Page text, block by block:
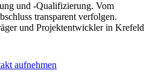
und -Qualifizierung. Vom
transparent verfolgen.
und Projektentwickler in Krefeld
aufnehmen